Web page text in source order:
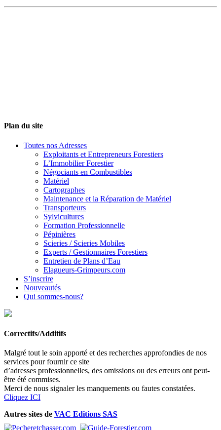
Plan du site
Toutes nos Adresses
Exploitants et Entrepreneurs Forestiers
L’Immobilier Forestier
Négociants en Combustibles
Matériel
Cartographes
Maintenance et la Réparation de Matériel
Transporteurs
Sylvicultures
Formation Professionnelle
Pépinières
Scieries / Scieries Mobiles
Experts / Gestionnaires Forestiers
Entretien de Plans d’Eau
Elagueurs-Grimpeurs.com
S’inscrire
Nouveautés
Qui sommes-nous?
Correctifs/Additifs
Malgré tout le soin apporté et des recherches approfondies de nos
services pour fournir ce site
d’adresses professionnelles, des omissions ou des erreurs ont peut-
être été commises.
Merci de nous signaler les manquements ou fautes constatées.
Cliquez ICI
Autres sites de VAC Editions SAS